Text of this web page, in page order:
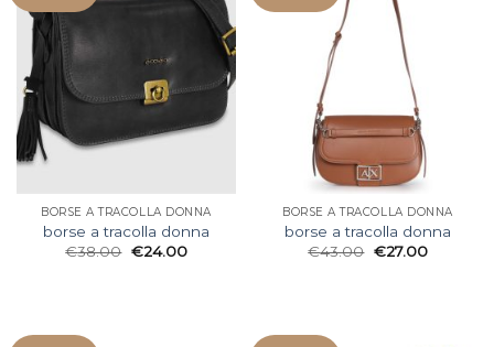
BORSE A TRACOLLA DONNA
borse a tracolla donna
€38.00 €24.00
BORSE A TRACOLLA DONNA
borse a tracolla donna
€43.00 €27.00